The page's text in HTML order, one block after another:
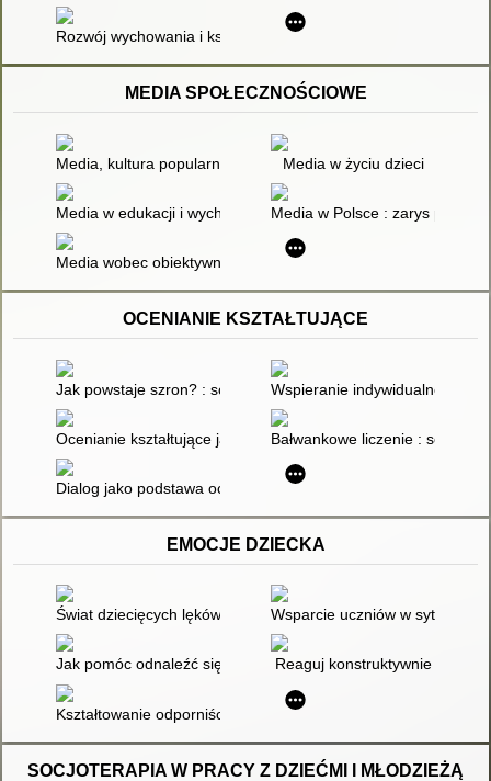
Rozwój wychowania i kształcenia dzieci upośledzonych
MEDIA SPOŁECZNOŚCIOWE
Media, kultura popularna, edukacjaMedia w życiu dzieci
Media w edukacji i wychowaniu Media w Polsce : zarys
Media wobec obiektywnej rzeczywistości
OCENIANIE KSZTAŁTUJĄCE
Jak powstaje szron? : scenariusz lekcji języka polskiego w
Wspieranie indywidualności
Ocenianie kształtujące jako jeden ze sposobów wspierania
Bałwankowe liczenie :
Dialog jako podstawa oceniania kształtującego
EMOCJE DZIECKA
Świat dziecięcych lęków Wsparcie uczniów w sytuacji
Jak pomóc odnaleźć się w grupie rówieśniczej wysoko
Reaguj konstruktywnie
Kształtowanie odporniści emocjonalnej
SOCJOTERAPIA W PRACY Z DZIEĆMI I MŁODZIEŻĄ